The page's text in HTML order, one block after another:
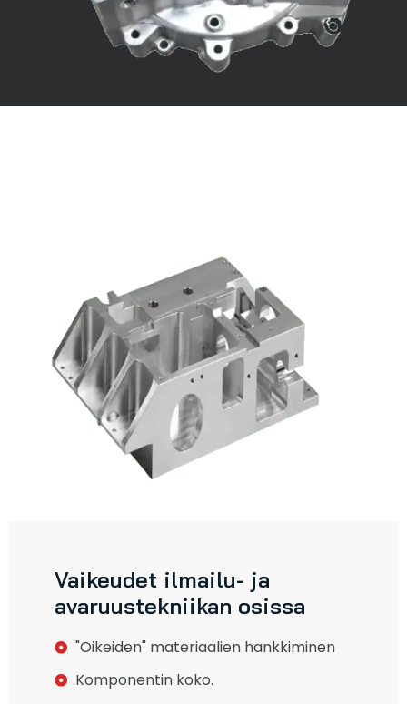
Vaikeudet ilmailu- ja
avaruustekniikan osissa
"Oikeiden" materiaalien hankkiminen
Komponentin koko.